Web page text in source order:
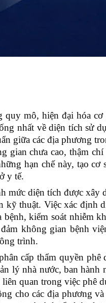
mô, hiện đại hóa
nhất về diện tích sử
giữa các địa phương
gian chưa cao, thậm
hạn chế này, tạo
y tế.
mức diện tích được
thuật. Việc xác định
kiểm soát nhiễm
không gian bệnh
trình.
cấp thẩm quyền
lý nhà nước, ban hành
quan trong việc phê
cho các địa phương